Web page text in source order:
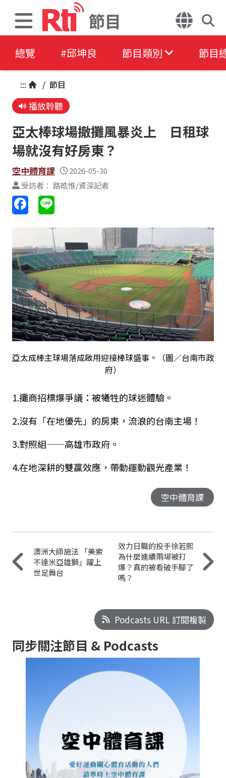
節目
總覽 #邱坤良 節目類別 節目
::: / 節目
播放聆聽
亞太棒球場撤攤風暴炎上 日租球
場就沒有好房東？
空中體育課
2026-05-30
受訪者： 路皓惟/資深記者
亞太成棒主球場落成啟用迎接棒球盛事。（圖／台南市政
府）
1.攤商招標爆爭議： 被犧牲的球迷體驗。
2.沒有「在地優先」的房東，流浪的台南主場！
3.對照組——高雄市政府。
4.在地深耕的雙贏效應 ， 帶動運動觀光產業 ！
空中體育課
澳洲大師施法 「美索
不達米亞雄獅」躍上
世足舞台
效力日職的投手徐若熙
為什麼連續兩場被打
爆？真的被看破手腳了
嗎？
Podcasts URL 訂閱複製
同步關注節目 & Podcasts